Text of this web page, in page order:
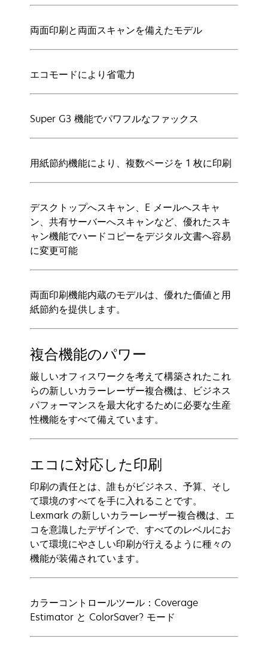
両面印刷と両面スキャンを備えたモデル
エコモードにより省電力
Super G3 機能でパワフルなファックス
用紙節約機能により、複数ページを 1 枚に印刷
デスクトップへスキャン、E メールへスキャ
ン、共有サーバーへスキャンなど、優れたスキ
ャン機能でハードコピーをデジタル文書へ容易
に変更可能
両面印刷機能内蔵のモデルは、優れた価値と用
紙節約を提供します。
複合機能のパワー
厳しいオフィスワークを考えて構築されたこれ
らの新しいカラーレーザー複合機は、ビジネス
パフォーマンスを最大化するために必要な生産
性機能をすべて備えています。
エコに対応した印刷
印刷の責任とは、誰もがビジネス、予算、そし
て環境のすべてを手に入れることです。
Lexmark の新しいカラーレーザー複合機は、エ
コを意識したデザインで、すべてのレベルにお
いて環境にやさしい印刷が行えるように種々の
機能が装備されています。
カラーコントロールツール：Coverage
Estimator と ColorSaver? モード